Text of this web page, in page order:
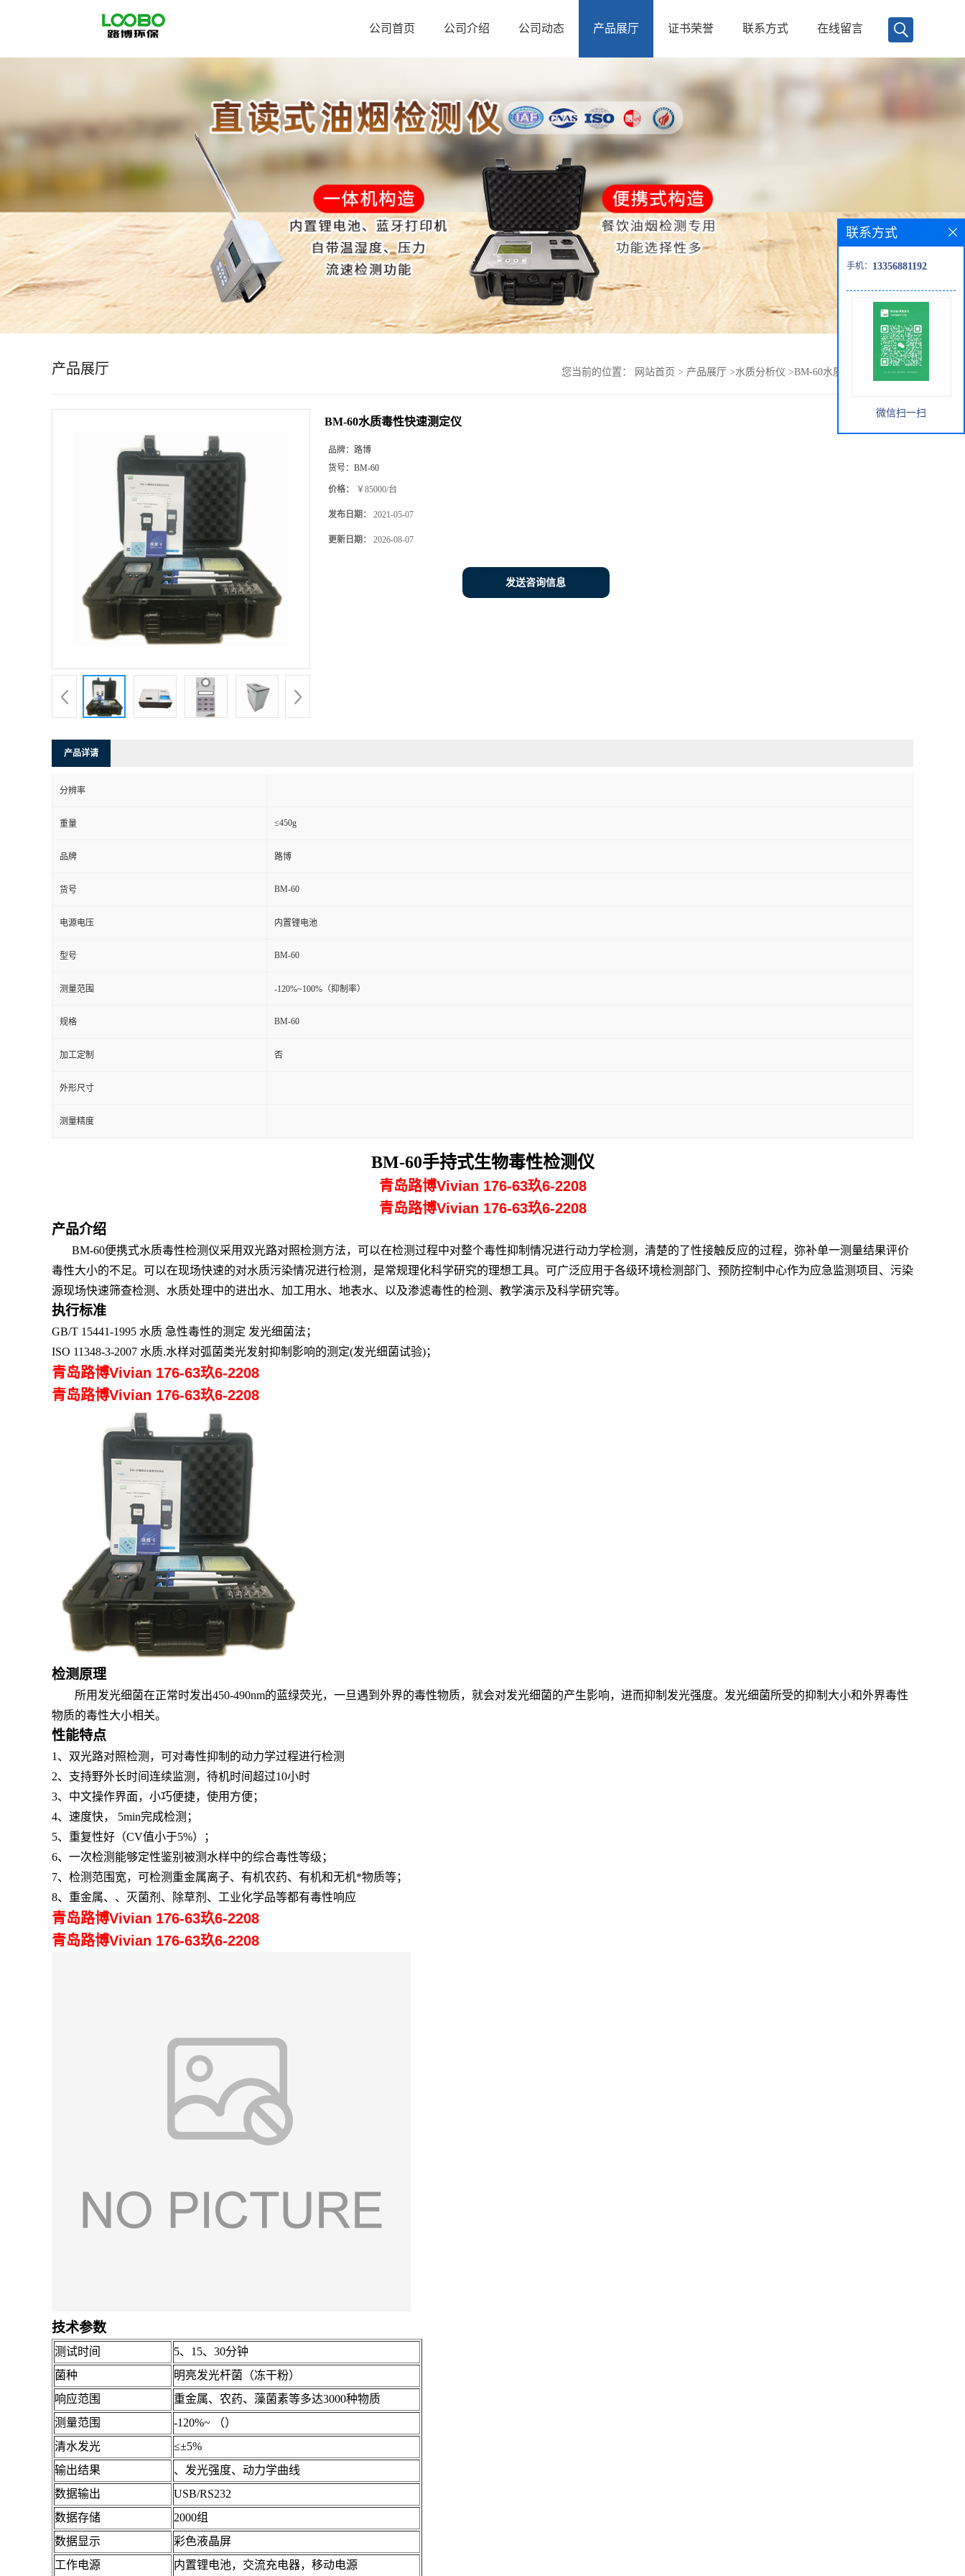
首
介
公司首页 公司介绍 公司动态 产品展厅 证书荣誉 联系方式 在线留言
产品展厅 您当前的位置： 网站首页 > 产品展厅 >水质分析仪 >BM-60水质毒性快速测定仪
BM-60水质毒性快速测定仪
品牌： 路博
货号： BM-60
价格： ￥85000/台
发布日期： 2021-05-07
更新日期： 2026-08-07
发送咨询信息
产品详请
分辨率
重量 ≤450g
品牌 路博
货号 BM-60
电源电压 内置锂电池
型号 BM-60
测量范围 -120%~100%（抑制率）
规格 BM-60
加工定制 否
外形尺寸
测量精度
BM-60手持式生物毒性检测仪
青岛路博Vivian 176-63玖6-2208
青岛路博Vivian 176-63玖6-2208
产品介绍
BM-60便携式水质毒性检测仪采用双光路对照检测 方法，可以在检测过程中对整个毒性抑制情况进行动力学检测，清楚的了性接触反应的过程，弥补单一测量结果评价
毒性大小的不足。可以在现场快速的对水质污染情况进行检测 ， 是常规理化科学研究的理想工具。可广泛应用于各级环境检测部门、预防控制中心作为应急监测项目 、 污染
源现场快速筛查检测 、 水质处理中的进出水、加工用水、地表水、以及渗滤毒性的检测 、 教学演示及科学研究等。
执行标准
GB/T 15441-1995 水质 急性毒性的测定 发光细菌法 ；
ISO 11348-3-2007 水质.水样对弧菌类光发射抑制影响的测定(发光细菌试验)；
青岛路博Vivian 176-63玖6-2208
青岛路博Vivian 176-63玖6-2208
检测原理
所用发光细菌在正常时发出450-490nm的蓝绿荧光，一旦遇到外界的毒性物质，就会对发光细菌的产生影响，进而抑制发光强度。发光细菌所受的抑制大小和外界毒性
物质的毒性大小相关。
性能特点
1、 双光路对照检测，可对毒性抑制的动力学过程进行检测
2、 支持野外长时间连续监测，待机时间超过10小时
3、 中文操作界面， 小巧便捷，使用方便 ；
4、 速度快， 5min完成检测 ；
5、 重复性好（CV值小于5%）
；
6、 一次检测能够定性鉴别被测水样中的综合毒性等级 ；
7、 检测范围宽，可检测重金属离子、有机农药、有机和无机*物质等；
8、 重金属、、灭菌剂、除草剂、工业化学品等都有毒性响应
青岛路博Vivian 176-63玖6-2208
青岛路博Vivian 176-63玖6-2208
技术参数
测试时间
5、15、30分钟
菌种
明亮发光杆菌（冻干粉）
响应范围
重金属、农药、藻菌素等多达3000种物质
测量范围
-120%~ （）
清水发光
≤±5%
输出结果
、发光强度、动力学曲线
数据输出
USB/RS232
数据存储
2000组
数据显示
彩色液晶屏
工作电源
内置锂电池，交流充电器，移动电源
联系方式
手机： 13356881192
微信扫一扫